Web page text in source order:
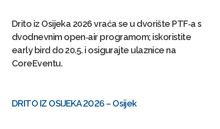
Drito iz Osijeka 2026 vraća se u dvorište PTF‑a s
dvodnevnim open‑air programom; iskoristite
early bird do 20.5. i osigurajte ulaznice na
CoreEventu.
DRITO IZ OSIJEKA 2026 – Osijek